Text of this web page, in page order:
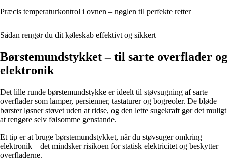
Præcis temperaturkontrol i ovnen – nøglen til perfekte retter
Sådan rengør du dit køleskab effektivt og sikkert
Børstemundstykket – til sarte overflader og
elektronik
Det lille runde børstemundstykke er ideelt til støvsugning af sarte
overflader som lamper, persienner, tastaturer og bogreoler. De bløde
børster løsner støvet uden at ridse, og den lette sugekraft gør det muligt
at rengøre selv følsomme genstande.
Et tip er at bruge børstemundstykket, når du støvsuger omkring
elektronik – det mindsker risikoen for statisk elektricitet og beskytter
overfladerne.